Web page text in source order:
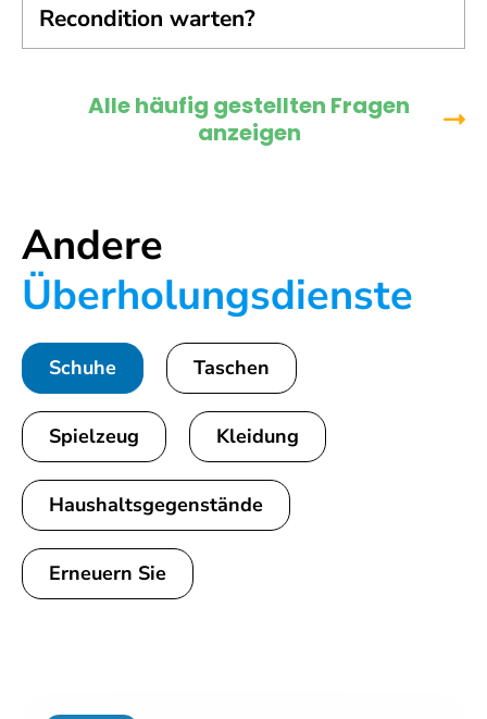
Recondition warten?
Alle häufig gestellten Fragen
anzeigen
Andere
Überholungsdienste
Schuhe Taschen
Spielzeug Kleidung
Haushaltsgegenstände
Erneuern Sie